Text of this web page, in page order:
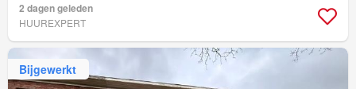
2 dagen geleden
HUUREXPERT
Bijgewerkt